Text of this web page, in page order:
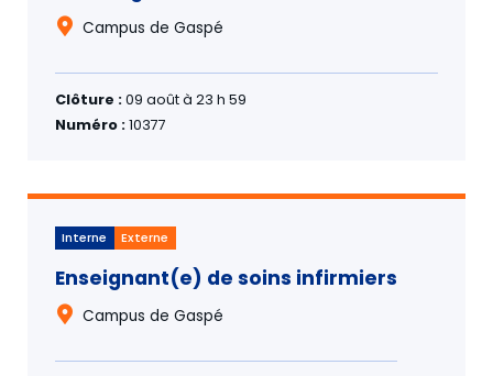
Campus de Gaspé
Clôture :09 août à 23 h 59
Numéro :10377
Interne Externe
Enseignant(e) de soins infirmiers
Campus de Gaspé